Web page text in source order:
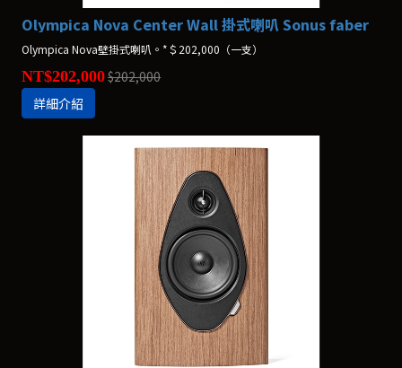
Olympica Nova Center Wall 掛式喇叭 Sonus faber
Olympica Nova壁掛式喇叭。*＄202,000（一支）
NT$202,000$202,000
詳細介紹